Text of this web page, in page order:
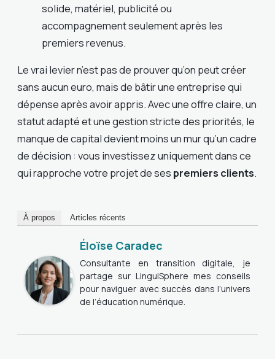
solide, matériel, publicité ou
accompagnement seulement après les
premiers revenus.
Le vrai levier n’est pas de prouver qu’on peut créer
sans aucun euro, mais de bâtir une entreprise qui
dépense après avoir appris. Avec une offre claire, un
statut adapté et une gestion stricte des priorités, le
manque de capital devient moins un mur qu’un cadre
de décision : vous investissez uniquement dans ce
qui rapproche votre projet de ses premiers clients.
À propos Articles récents
Éloïse Caradec
Consultante en transition digitale, je
partage sur LinguiSphere mes conseils
pour naviguer avec succès dans l’univers
de l’éducation numérique.